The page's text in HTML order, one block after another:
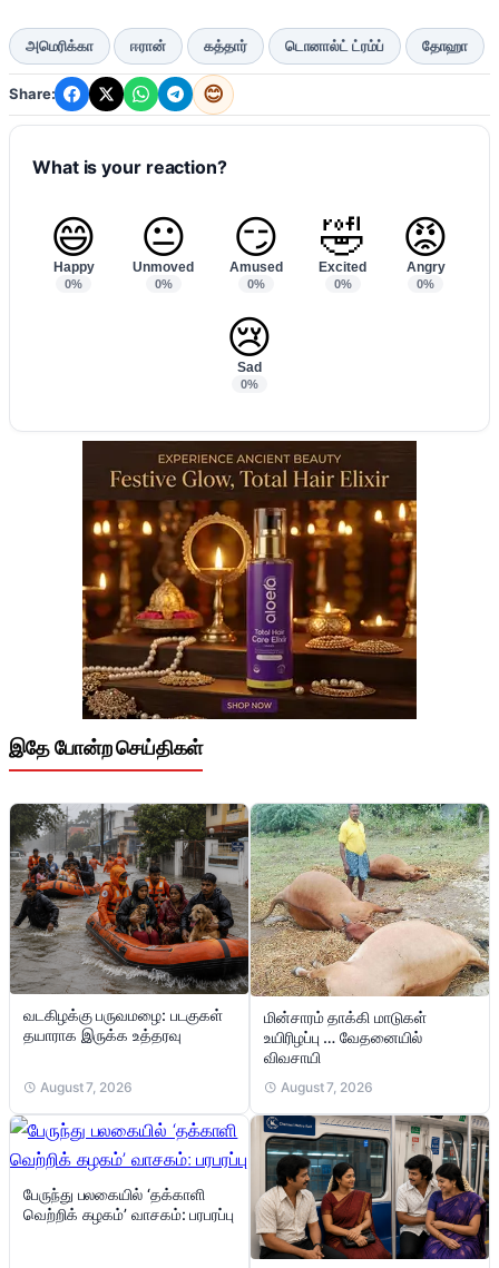
அமெரிக்கா ஈரான் கத்தார் டொனால்ட் ட்ரம்ப் தோஹா
Share: 😊
What is your reaction?
😄
Happy
0%
😐
Unmoved
0%
😏
Amused
0%
🤣
Excited
0%
😡
Angry
0%
😢
Sad
0%
இதே போன்ற செய்திகள்
வடகிழக்கு பருவமழை: படகுகள்
தயாராக இருக்க உத்தரவு
August 7, 2026
மின்சாரம் தாக்கி மாடுகள்
உயிரிழப்பு … வேதனையில்
விவசாயி
August 7, 2026
பேருந்து பலகையில் ‘தக்காளி
வெற்றிக் கழகம்’ வாசகம்: பரபரப்பு